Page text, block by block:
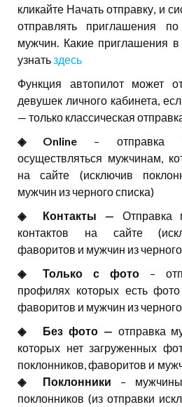
кликайте Начать отправку, и
отправлять приглашения
мужчин. Какие приглашения
узнатьздесь
Функция автопилот может
девушек личного кабинета,
— только классическая
◈⠀⠀Online – отправка
осуществляться мужчинам,
на сайте (исключив
мужчин из черного списка)
◈⠀⠀Контакты — Отправка
контактов на сайте
фаворитов и мужчин из
◈⠀⠀Только с фото –
профилях которых есть
фаворитов и мужчин из
◈⠀⠀Без фото — отправка
которых нет загруженных
поклонников, фаворитов и
◈⠀⠀Поклонники –
поклонников (из отправки